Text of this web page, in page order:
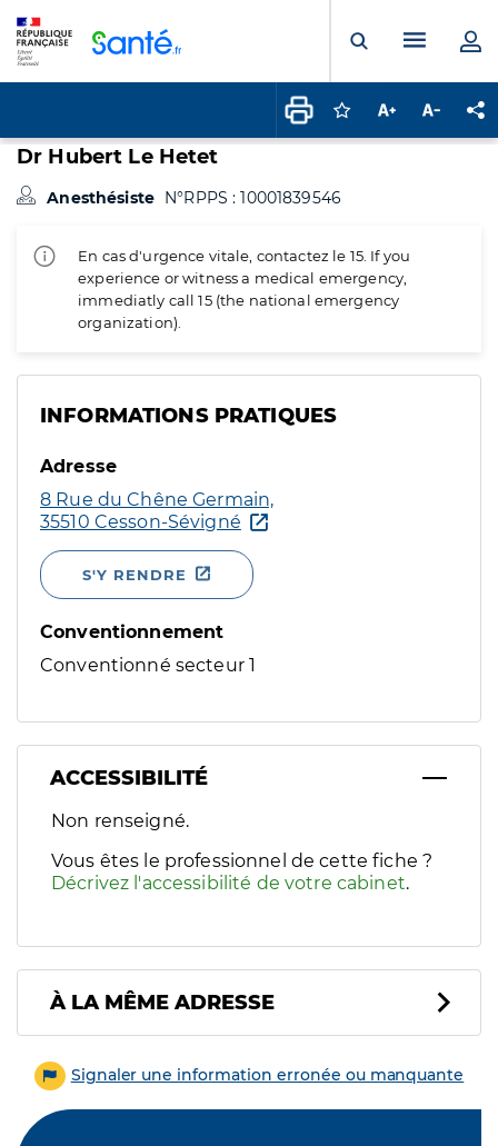
Ouvrir laMenu
Connectez-vous
Augmenter la
Dr Hubert Le Hetet
Anesthésiste N°RPPS : 10001839546
En cas d'urgence vitale, contactez le 15. If you
experience or witness a medical emergency,
immediatly call 15 (the national emergency
organization).
INFORMATIONS PRATIQUES
Adresse
8 Rue du Chêne Germain,
35510 Cesson-Sévigné
S'Y RENDRE
Conventionnement
Conventionné secteur 1
ACCESSIBILITÉ
Filtres
Sélectionnez un ou plusieurs handicaps/besoins
Non renseigné.
Vous êtes le professionnel de cette fiche ?
Décrivez l'accessibilité de votre cabinet.
À LA MÊME ADRESSE
Signaler une information erronée ou manquante